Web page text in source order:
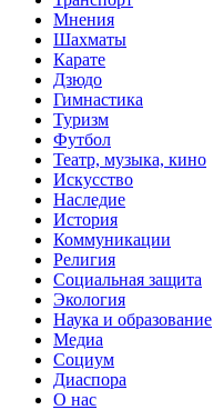
Мнения
Шахматы
Карате
Дзюдо
Гимнастика
Туризм
Футбол
Театр, музыка, кино
Искусство
Наследие
История
Коммуникации
Религия
Социальная защита
Экология
Наука и образование
Медиа
Социум
Диаспора
О нас